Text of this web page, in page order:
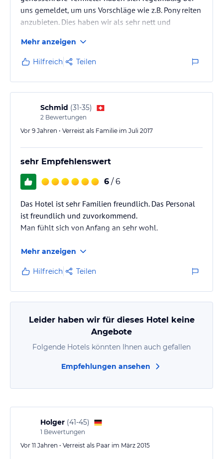
uns gemeldet, um uns Vorschläge wie z.B. Pony reiten
anzubieten. Dies haben wir als sehr nett und
war man um unser Wohl sehr bemüht.
Wir werden auf jeden Fall wiederkommen. Tolles
Preis-Leistungs-Verhältnis.
Mehr anzeigen
Hilfreich Teilen
Schmid (31-35)
2 Bewertungen
Vor 9 Jahren • Verreist als Familie im Juli 2017
sehr Empfehlenswert
6 / 6
Das Hotel ist sehr Familien freundlich. Das Personal
ist freundlich und zuvorkommend.
Man fühlt sich von Anfang an sehr wohl.
Mehr anzeigen
Hilfreich Teilen
Leider haben wir für dieses Hotel keine
Angebote
Folgende Hotels könnten Ihnen auch gefallen
Empfehlungen ansehen
Holger (41-45)
1 Bewertungen
Vor 11 Jahren • Verreist als Paar im März 2015